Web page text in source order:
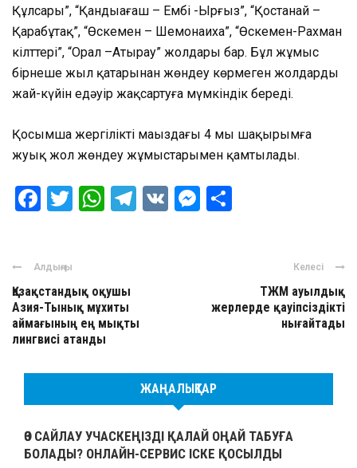
Құлсары”, “Қандыағаш – Ембі -Ырғыз”, “Қостанай –
Қарабұтақ”, “Өскемен – Шемонаиха”, “Өскемен-Рахман
кілттері”, “Орал –Атырау” жолдары бар. Бұл жұмыс
бірнеше жыл қатарынан жөндеу көрмеген жолдардың
жай-күйін едәуір жақсартуға мүмкіндік береді.
Қосымша жергілікті маңыздағы 4 мың шақырымға
жуық жол жөндеу жұмыстарымен қамтылады.
Facebook
Twitter
WhatsApp
Telegram
VK Messenger
Алдыңғы
Қазақстандық оқушы
Азия-Тынық мұхиты
аймағының ең мықты
лингвисі атанды
Келесі
ТЖМ ауылдық
жерлерде қауіпсіздікті
нығайтады
ЖАҢАЛЫҚТАР
ӨЗ САЙЛАУ УЧАСКЕҢІЗДІ ҚАЛАЙ ОҢАЙ ТАБУҒА
БОЛАДЫ? ОНЛАЙН-СЕРВИС ІСКЕ ҚОСЫЛДЫ